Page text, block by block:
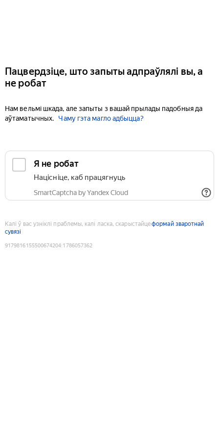
Пацвердзіце, што запыты адпраўлялі вы, а
не робат
Нам вельмі шкада, але запыты з вашай прылады падобныя да
аўтаматычных.
Чаму гэта магло адбыцца?
Я не робат
Націсніце, каб працягнуць
SmartCaptcha by Yandex Cloud
Калі ў вас узніклі праблемы, калі ласка, скарыстайцеформай зваротнай
сувязі
9179816155500674204:1786057362